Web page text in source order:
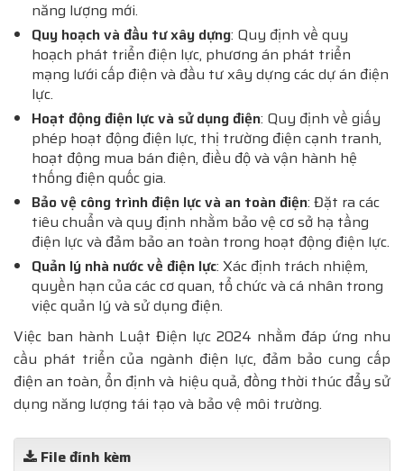
năng lượng mới.
Quy hoạch và đầu tư xây dựng: Quy định về quy
hoạch phát triển điện lực, phương án phát triển
mạng lưới cấp điện và đầu tư xây dựng các dự án điện
lực.
Hoạt động điện lực và sử dụng điện: Quy định về giấy
phép hoạt động điện lực, thị trường điện cạnh tranh,
hoạt động mua bán điện, điều độ và vận hành hệ
thống điện quốc gia.
Bảo vệ công trình điện lực và an toàn điện: Đặt ra các
tiêu chuẩn và quy định nhằm bảo vệ cơ sở hạ tầng
điện lực và đảm bảo an toàn trong hoạt động điện lực.
Quản lý nhà nước về điện lực: Xác định trách nhiệm,
quyền hạn của các cơ quan, tổ chức và cá nhân trong
việc quản lý và sử dụng điện.
Việc ban hành Luật Điện lực 2024 nhằm đáp ứng nhu
cầu phát triển của ngành điện lực, đảm bảo cung cấp
điện an toàn, ổn định và hiệu quả, đồng thời thúc đẩy sử
dụng năng lượng tái tạo và bảo vệ môi trường.
File đính kèm